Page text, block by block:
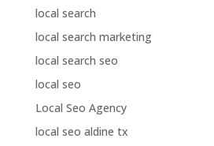
local search
local search marketing
local search seo
local seo
Local Seo Agency
local seo aldine tx